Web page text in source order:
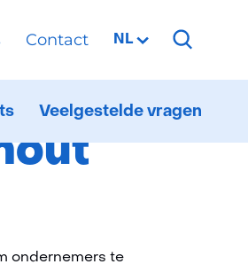
Contact
Geselecteerde
NL
Veelgestelde vragen
ondernemers te